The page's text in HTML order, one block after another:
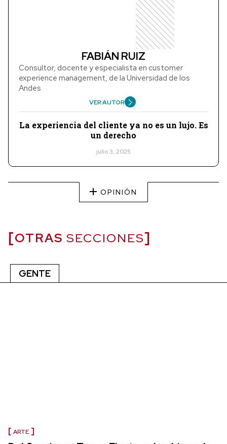
FABIÁN RUIZ
Consultor, docente y especialista en customer
experience management, de la Universidad de los
Andes
VER AUTOR
La experiencia del cliente ya no es un lujo. Es
un derecho
julio 3, 2025
OPINIÓN
OTRAS SECCIONES
GENTE
ARTE